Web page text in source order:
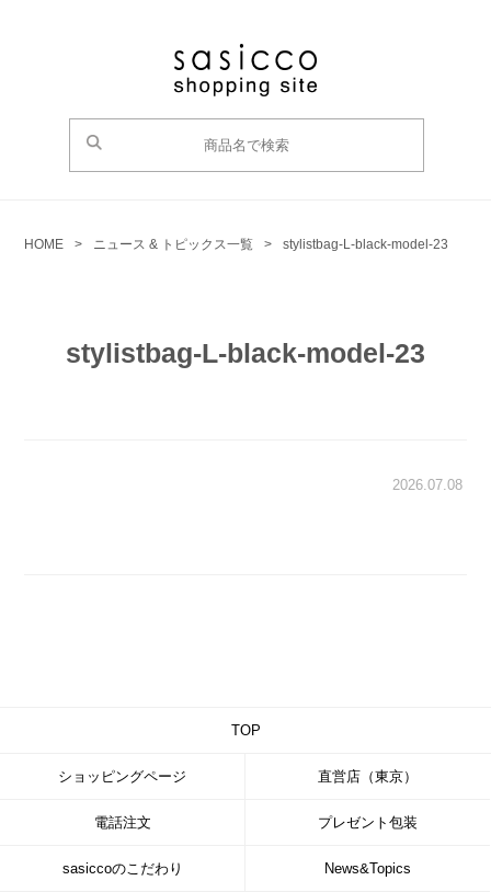
HOME > ニュース & トピックス一覧 > stylistbag-L-black-model-23
stylistbag-L-black-model-23
2026.07.08
TOP
ショッピングページ 直営店（東京）
電話注文 プレゼント包装
sasiccoのこだわり News&Topics